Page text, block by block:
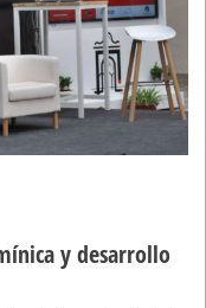
y desarrollo